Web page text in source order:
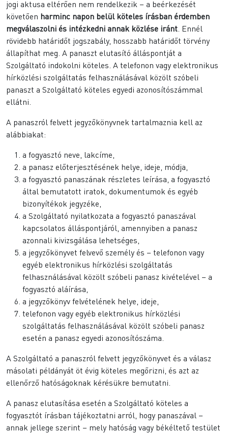
jogi aktusa eltérően nem rendelkezik – a beérkezését
követően harminc napon belül köteles írásban érdemben
megválaszolni és intézkedni annak közlése iránt . Ennél
rövidebb határidőt jogszabály, hosszabb határidőt törvény
állapíthat meg. A panaszt elutasító álláspontját a
Szolgáltató indokolni köteles. A telefonon vagy elektronikus
hírközlési szolgáltatás felhasználásával közölt szóbeli
panaszt a Szolgáltató köteles egyedi azonosítószámmal
ellátni.
A panaszról felvett jegyzőkönyvnek tartalmaznia kell az
alábbiakat:
a fogyasztó neve, lakcíme,
a panasz előterjesztésének helye, ideje, módja,
a fogyasztó panaszának részletes leírása, a fogyasztó
által bemutatott iratok, dokumentumok és egyéb
bizonyítékok jegyzéke,
a Szolgáltató nyilatkozata a fogyasztó panaszával
kapcsolatos álláspontjáról, amennyiben a panasz
azonnali kivizsgálása lehetséges,
a jegyzőkönyvet felvevő személy és – telefonon vagy
egyéb elektronikus hírközlési szolgáltatás
felhasználásával közölt szóbeli panasz kivételével – a
fogyasztó aláírása,
a jegyzőkönyv felvételének helye, ideje,
telefonon vagy egyéb elektronikus hírközlési
szolgáltatás felhasználásával közölt szóbeli panasz
esetén a panasz egyedi azonosítószáma.
A Szolgáltató a panaszról felvett jegyzőkönyvet és a válasz
másolati példányát öt évig köteles megőrizni, és azt az
ellenőrző hatóságoknak kérésükre bemutatni.
A panasz elutasítása esetén a Szolgáltató köteles a
fogyasztót írásban tájékoztatni arról, hogy panaszával –
annak jellege szerint – mely hatóság vagy békéltető testület